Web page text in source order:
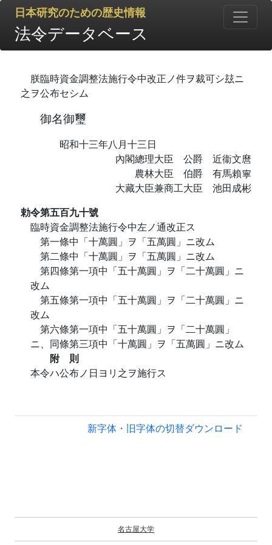
日本研究のための歴史情報
法令データベース
朕臨時資金調整法施行令中改正ノ件ヲ裁可シ玆ニ
之ヲ公布セシム
御名御璽
昭和十三年八月十三日
內閣總理大臣 公爵 近衞文麿
農林大臣 伯爵 有馬賴寧
大藏大臣兼商工大臣 池田成彬
勅令第五百九十號
臨時資金調整法施行令中左ノ通改正ス
第一條中「十萬圓」ヲ「五萬圓」ニ改ム
第二條中「十萬圓」ヲ「五萬圓」ニ改ム
第四條第一項中「五十萬圓」ヲ「二十萬圓」ニ
改ム
第五條第一項中「五十萬圓」ヲ「二十萬圓」ニ
改ム
第六條第一項中「五十萬圓」ヲ「二十萬圓」
ニ、同條第三項中「十萬圓」ヲ「五萬圓」ニ改ム
附 則
本令ハ公布ノ日ヨリ之ヲ施行ス
新字体・旧字体の切替ダウンロード
名古屋大学